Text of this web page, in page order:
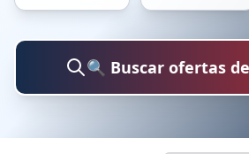
🔍 Buscar ofertas